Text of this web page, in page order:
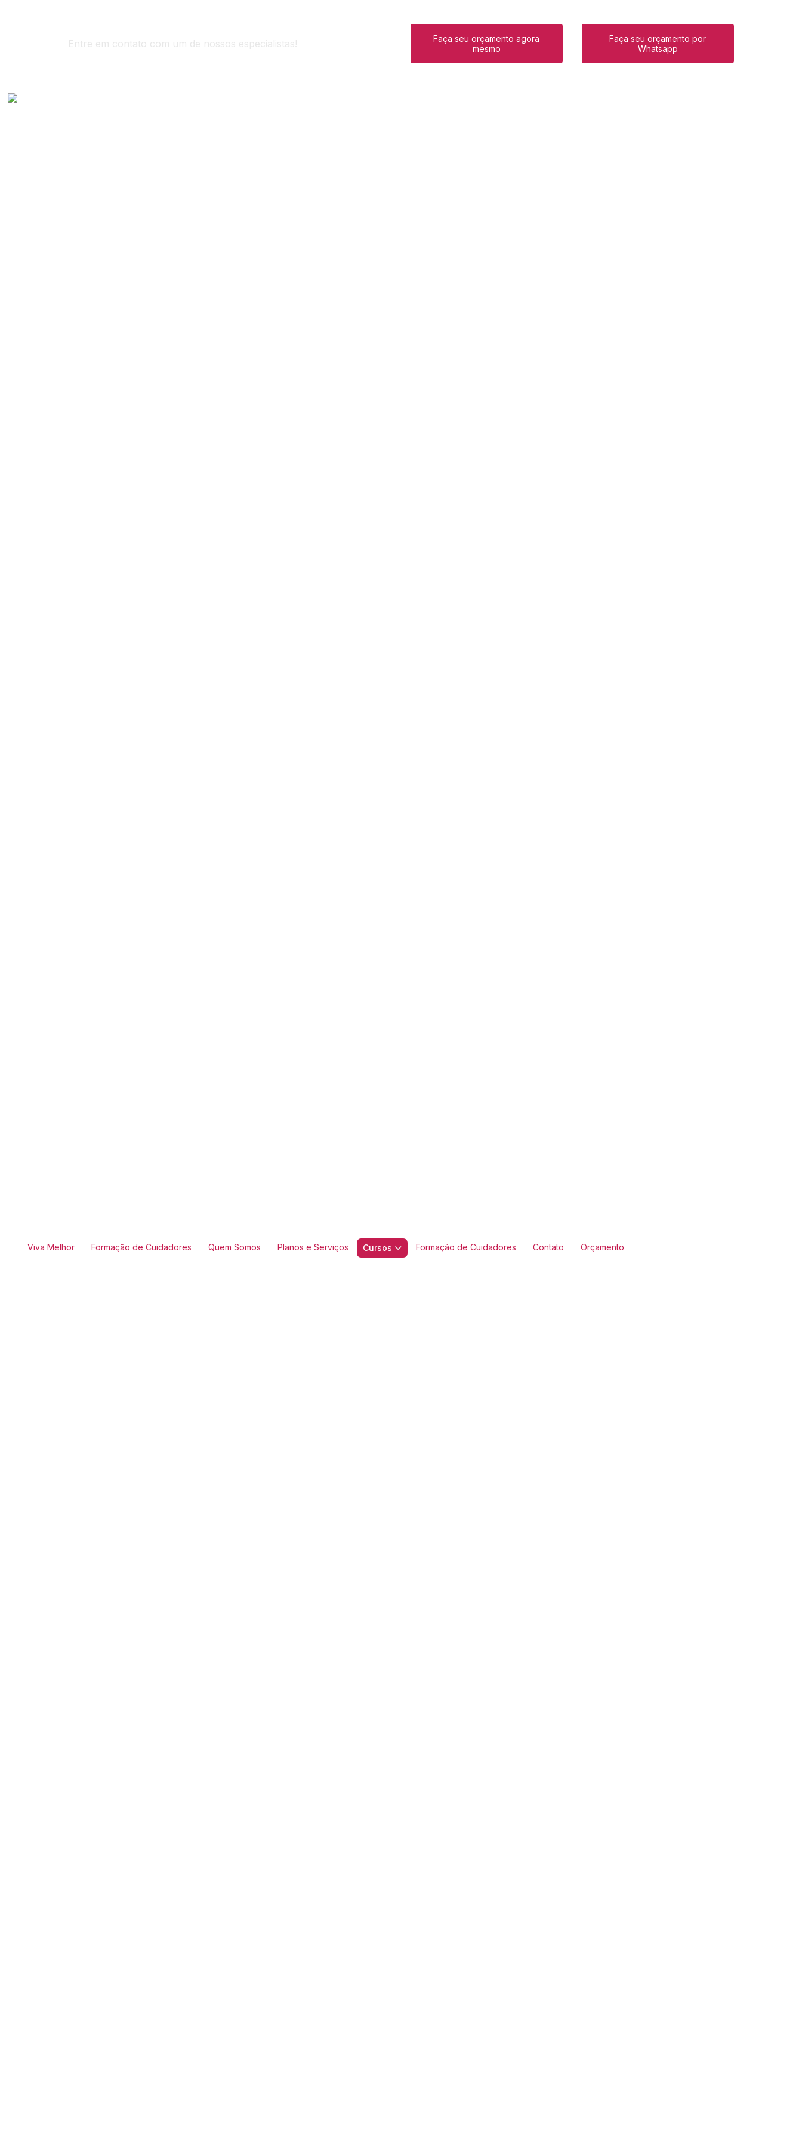
Faça seu orçamento agora
mesmo
Faça seu orçamento por
Whatsapp
Viva Melhor Formação de Cuidadores Quem Somos Planos e Serviços Cursos Formação de Cuidadores Contato Orçamento